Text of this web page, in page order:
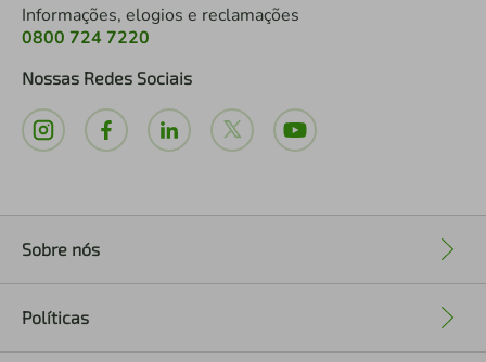
Informações, elogios e reclamações
0800 724 7220
Nossas Redes Sociais
Sobre nós
Políticas